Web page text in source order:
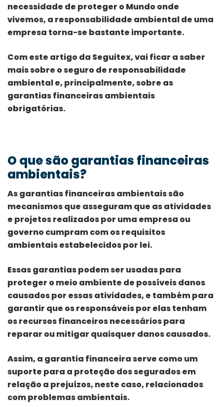
necessidade de proteger o Mundo onde
vivemos, a responsabilidade ambiental de uma
empresa torna-se bastante importante.
Com este artigo da Seguitex, vai ficar a saber
mais sobre o seguro de responsabilidade
ambiental e, principalmente, sobre as
garantias financeiras ambientais
obrigatórias.
O que são garantias financeiras
ambientais?
As garantias financeiras ambientais são
mecanismos que asseguram que as atividades
e projetos realizados por uma empresa ou
governo cumpram com os requisitos
ambientais estabelecidos por lei.
Essas garantias podem ser usadas para
proteger o meio ambiente de possíveis danos
causados por essas atividades, e também para
garantir que os responsáveis por elas tenham
os recursos financeiros necessários para
reparar ou mitigar quaisquer danos causados.
Assim, a garantia financeira serve como um
suporte para a proteção dos segurados em
relação a prejuízos, neste caso, relacionados
com problemas ambientais.